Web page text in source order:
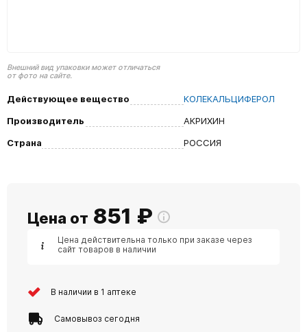
Внешний вид упаковки может отличаться
от фото на сайте.
Действующее вещество
КОЛЕКАЛЬЦИФЕРОЛ
Производитель
АКРИХИН
Страна
РОССИЯ
Цена от 851 ₽
Цена действительна только при заказе через
сайт товаров в наличии
В наличии в 1 аптеке
Самовывоз сегодня